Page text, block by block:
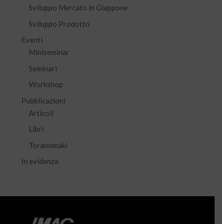
Sviluppo Mercato in Giappone
Sviluppo Prodotto
Eventi
Miniseminar
Seminari
Workshop
Pubblicazioni
Articoli
Libri
Toranomaki
In evidenza